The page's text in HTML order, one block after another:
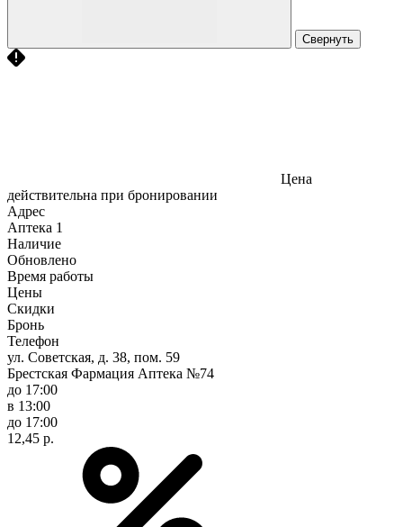
Свернуть
Цена
действительна при бронировании
Адрес
Аптека 1
Наличие
Обновлено
Время работы
Цены
Скидки
Бронь
Телефон
ул. Советская, д. 38, пом. 59
Брестская Фармация Аптека №74
до 17:00
в 13:00
до 17:00
12,45 р.